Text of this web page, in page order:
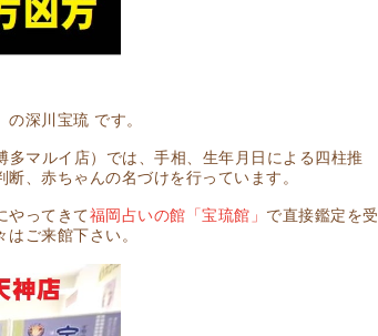
の深川宝琉 です。
多マルイ店）では、手相、生年月日による四柱推
、赤ちゃんの名づけを行っています。
やってきて福岡占いの館「宝琉館」 で直接鑑定を受
ご来館下さい。